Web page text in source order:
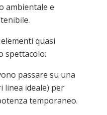
ambientale e
quasi
spettacolo:
passare su una
linea ideale) per
temporaneo.